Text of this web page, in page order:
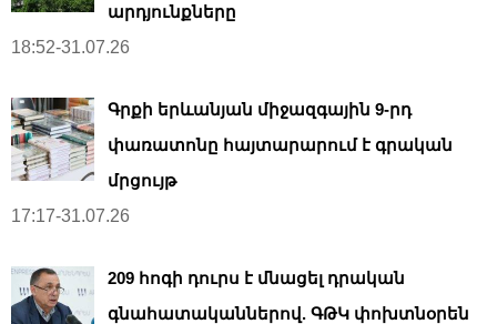
արդյունքները
18:52-31.07.26
Գրքի երևանյան միջազգային 9-րդ
փառատոնը հայտարարում է գրական
մրցույթ
17:17-31.07.26
209 հոգի դուրս է մնացել դրական
գնահատականներով. ԳԹԿ փոխտնօրեն